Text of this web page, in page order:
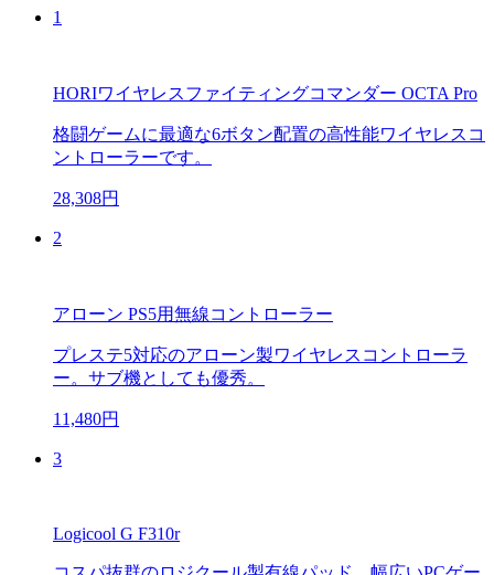
1
HORIワイヤレスファイティングコマンダー OCTA Pro
格闘ゲームに最適な6ボタン配置の高性能ワイヤレスコ
ントローラーです。
28,308円
2
アローン PS5用無線コントローラー
プレステ5対応のアローン製ワイヤレスコントローラ
ー。サブ機としても優秀。
11,480円
3
Logicool G F310r